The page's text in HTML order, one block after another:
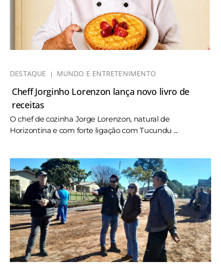
DESTAQUE MUNDO E ENTRETENIMENTO
Cheff Jorginho Lorenzon lança novo livro de
receitas
O chef de cozinha Jorge Lorenzon, natural de
Horizontina e com forte ligação com Tucundu ...